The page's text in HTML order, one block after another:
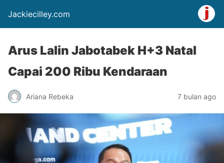
Jackiecilley.com
Arus Lalin Jabotabek H+3 Natal
Capai 200 Ribu Kendaraan
Ariana Rebeka 7 bulan ago